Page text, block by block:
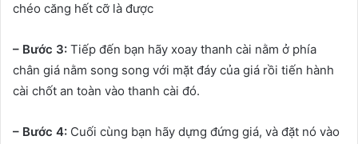
chéo căng hết cỡ là được
– Bước 3: Tiếp đến bạn hãy xoay thanh cài nằm ở phía
chân giá nằm song song với mặt đáy của giá rồi tiến hành
cài chốt an toàn vào thanh cài đó.
– Bước 4: Cuối cùng bạn hãy dựng đứng giá, và đặt nó vào